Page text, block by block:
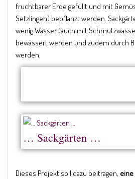
fruchtbarer Erde gefüllt und mit
Setzlingen) bepflanzt werden.
wenig Wasser (auch mit
bewässert werden und zudem durch
werden.
… Sackgärten …
Dieses Projekt soll dazu beitragen, eine